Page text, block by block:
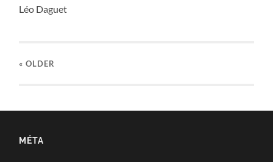
Léo Daguet
« OLDER
MÉTA